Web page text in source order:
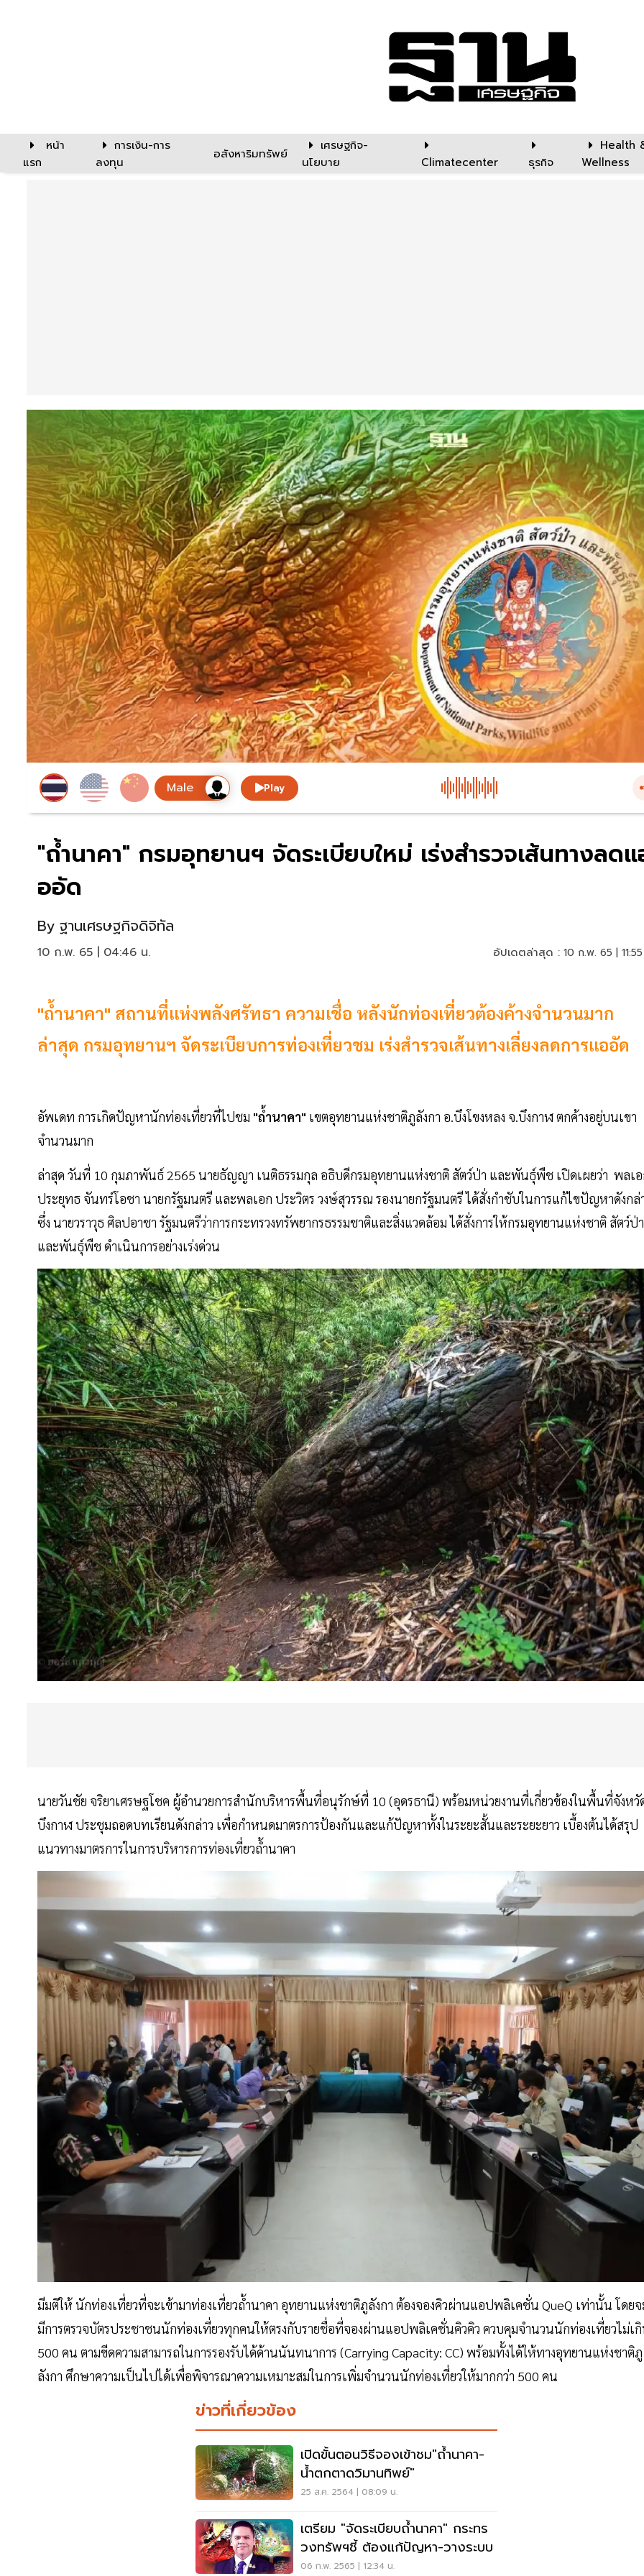
หน้า
แรก
การเงิน-การ
ลงทุน
อสังหาริมทรัพย์
เศรษฐกิจ-
นโยบาย
Climatecenter ธุรกิจ
Health
Wellness
Play
"ถ้ำนาคา" กรมอุทยานฯ จัดระเบียบใหม่ เร่งสำรวจเส้นทางลด
ออัด
By ฐานเศรษฐกิจดิจิทัล
10 ก.พ. 65 | 04:46 น. อัปเดตล่าสุด : 10 ก.พ. 65 |
"ถ้ำนาคา" สถานที่เเห่งพลังศรัทธา ความเชื่อ หลังนักท่องเที่ยวต้องค้างจำนวนมาก
ล่าสุด กรมอุทยานฯ จัดระเบียบการท่องเที่ยวชม เร่งสำรวจเส้นทางเลี่ยงลดการแออัด
อัพเดท การเกิดปัญหานักท่องเที่ยวที่ไปชม "ถ้ำนาคา" เขตอุทยานแห่งชาติภูลังกา อ.บึงโขงหลง จ.บึงกาฬ ตกค้างอยู่บนเขา
จำนวนมาก
ล่าสุด วันที่ 10 กุมภาพันธ์ 2565 นายธัญญา เนติธรรมกุล อธิบดีกรมอุทยานแห่งชาติ สัตว์ป่า และพันธุ์พืช เปิดเผยว่า พลเ
ประยุทธ จันทร์โอชา นายกรัฐมนตรี และพลเอก ประวิตร วงษ์สุวรรณ รองนายกรัฐมนตรี ได้สั่งกำชับในการแก้ไขปัญหาดังกล่
ซึ่ง นายวราวุธ ศิลปอาชา รัฐมนตรีว่าการกระทรวงทรัพยากรธรรมชาติและสิ่งแวดล้อม ได้สั่งการให้กรมอุทยานแห่งชาติ สัตว์ป่า
และพันธุ์พืช ดำเนินการอย่างเร่งด่วน
นายวันชัย จริยาเศรษฐโชค ผู้อำนวยการสำนักบริหารพื้นที่อนุรักษ์ที่ 10 (อุดรธานี) พร้อมหน่วยงานที่เกี่ยวข้องในพื้นที่จังหวั
บึงกาฬ ประชุมถอดบทเรียนดังกล่าว เพื่อกำหนดมาตรการป้องกันและแก้ปัญหาทั้งในระยะสั้นและระยะยาว เบื้องต้นได้สรุป
แนวทางมาตรการในการบริหารการท่องเที่ยวถ้ำนาคา
มีมติให้ นักท่องเที่ยวที่จะเข้ามาท่องเที่ยวถ้ำนาคา อุทยานแห่งชาติภูลังกา ต้องจองคิวผ่านแอปพลิเคชั่น QueQ เท่านั้น โดย
มีการตรวจบัตรประชาชนนักท่องเที่ยวทุกคนให้ตรงกับรายชื่อที่จองผ่านแอปพลิเคชั่นคิวคิว ควบคุมจำนวนนักท่องเที่ยวไม่เ
500 คน ตามขีดความสามารถในการรองรับได้ด้านนันทนาการ (Carrying Capacity: CC) พร้อมทั้งได้ให้ทางอุทยานแห่งชาติภู
ลังกา ศึกษาความเป็นไปได้เพื่อพิจารณาความเหมาะสมในการเพิ่มจำนวนนักท่องเที่ยวให้มากกว่า 500 คน
ข่าวที่เกี่ยวข้อง
เปิดขั้นตอนวิธีจองเข้าชม"ถ้ำนาคา-
น้ำตกตาดวิมานทิพย์"
25 ส.ค. 2564 | 08:09 น.
เตรียม "จัดระเบียบถ้ำนาคา" กระทร
วงทรัพฯชี้ ต้องแก้ปัญหา-วางระบบ
06 ก.พ. 2565 | 12:34 น.